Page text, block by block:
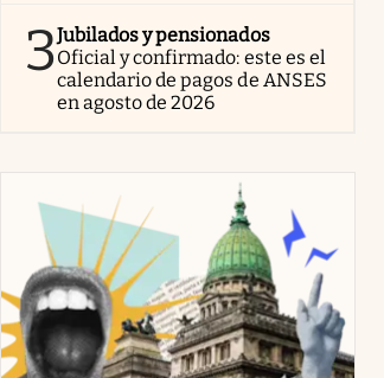
3Jubilados y pensionados
Oficial y confirmado: este es el
calendario de pagos de ANSES
en agosto de 2026